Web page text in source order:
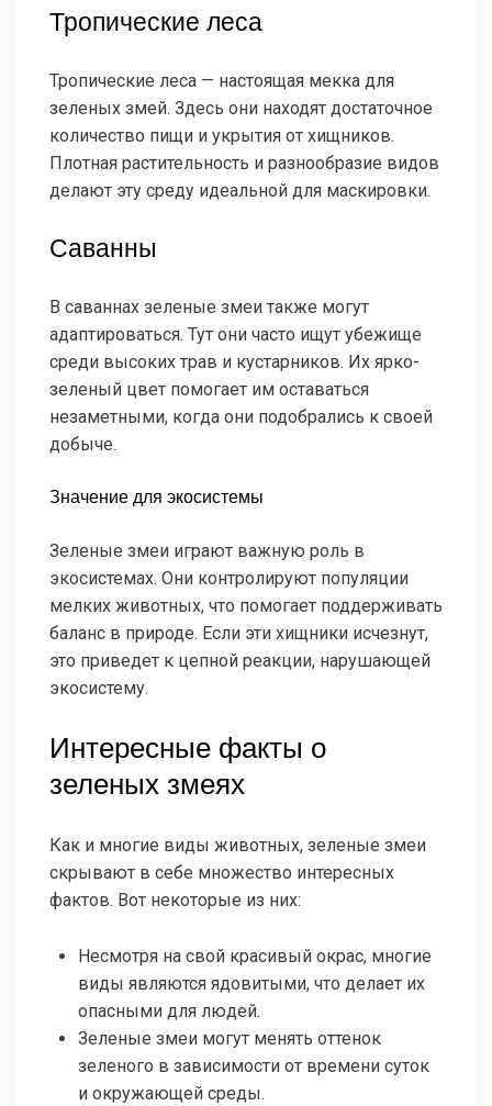
Тропические леса
Тропические леса — настоящая мекка для
зеленых змей. Здесь они находят достаточное
количество пищи и укрытия от хищников.
Плотная растительность и разнообразие видов
делают эту среду идеальной для маскировки.
Саванны
В саваннах зеленые змеи также могут
адаптироваться. Тут они часто ищут убежище
среди высоких трав и кустарников. Их ярко-
зеленый цвет помогает им оставаться
незаметными, когда они подобрались к своей
добыче.
Значение для экосистемы
Зеленые змеи играют важную роль в
экосистемах. Они контролируют популяции
мелких животных, что помогает поддерживать
баланс в природе. Если эти хищники исчезнут,
это приведет к цепной реакции, нарушающей
экосистему.
Интересные факты о
зеленых змеях
Как и многие виды животных, зеленые змеи
скрывают в себе множество интересных
фактов. Вот некоторые из них:
Несмотря на свой красивый окрас, многие
виды являются ядовитыми, что делает их
опасными для людей.
Зеленые змеи могут менять оттенок
зеленого в зависимости от времени суток
и окружающей среды.